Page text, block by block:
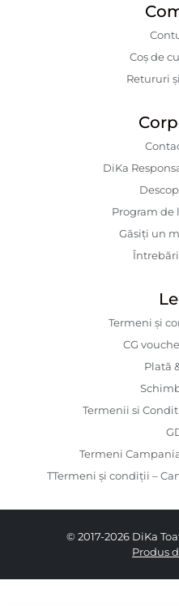
Coș de
Retururi
DiKa
Program de
Găsiți un
Termeni și
CG
Plată
Termenii si
Termeni
TTermeni și condiții –
© 2017-2026 DiKa
Produs